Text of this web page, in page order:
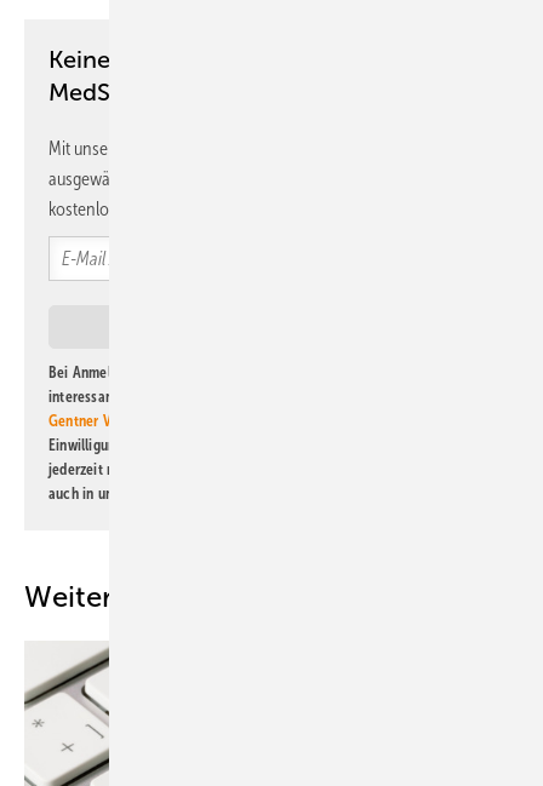
Keine Zeit? Kein Problem mit dem
MedSach Newsletter!
Mit unserem Newsletter erhalten Sie regelmäßig von uns
ausgewählte Informationen und Neuigkeiten, gebündelt und
kostenlos direkt ins Postfach.
Bei Anmeldung zu diesem Newsletter bin ich damit einverstanden, über
interessante Verlags- und Online-Angebote
Gentner Verlag GmbH & Co. KG
Einwilligung kann ich jederzeit widerrufen und eine Abmeldung ist
jederzeit möglich. Informationen zum Umgang mit Daten finden Sie
auch in unserer
Weitere Inhalte